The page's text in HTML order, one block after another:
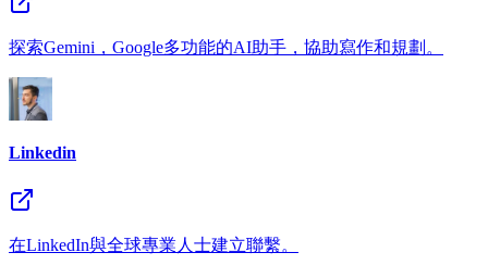
探索Gemini，Google多功能的AI助手，協助寫作和規劃。
Linkedin
在LinkedIn與全球專業人士建立聯繫。